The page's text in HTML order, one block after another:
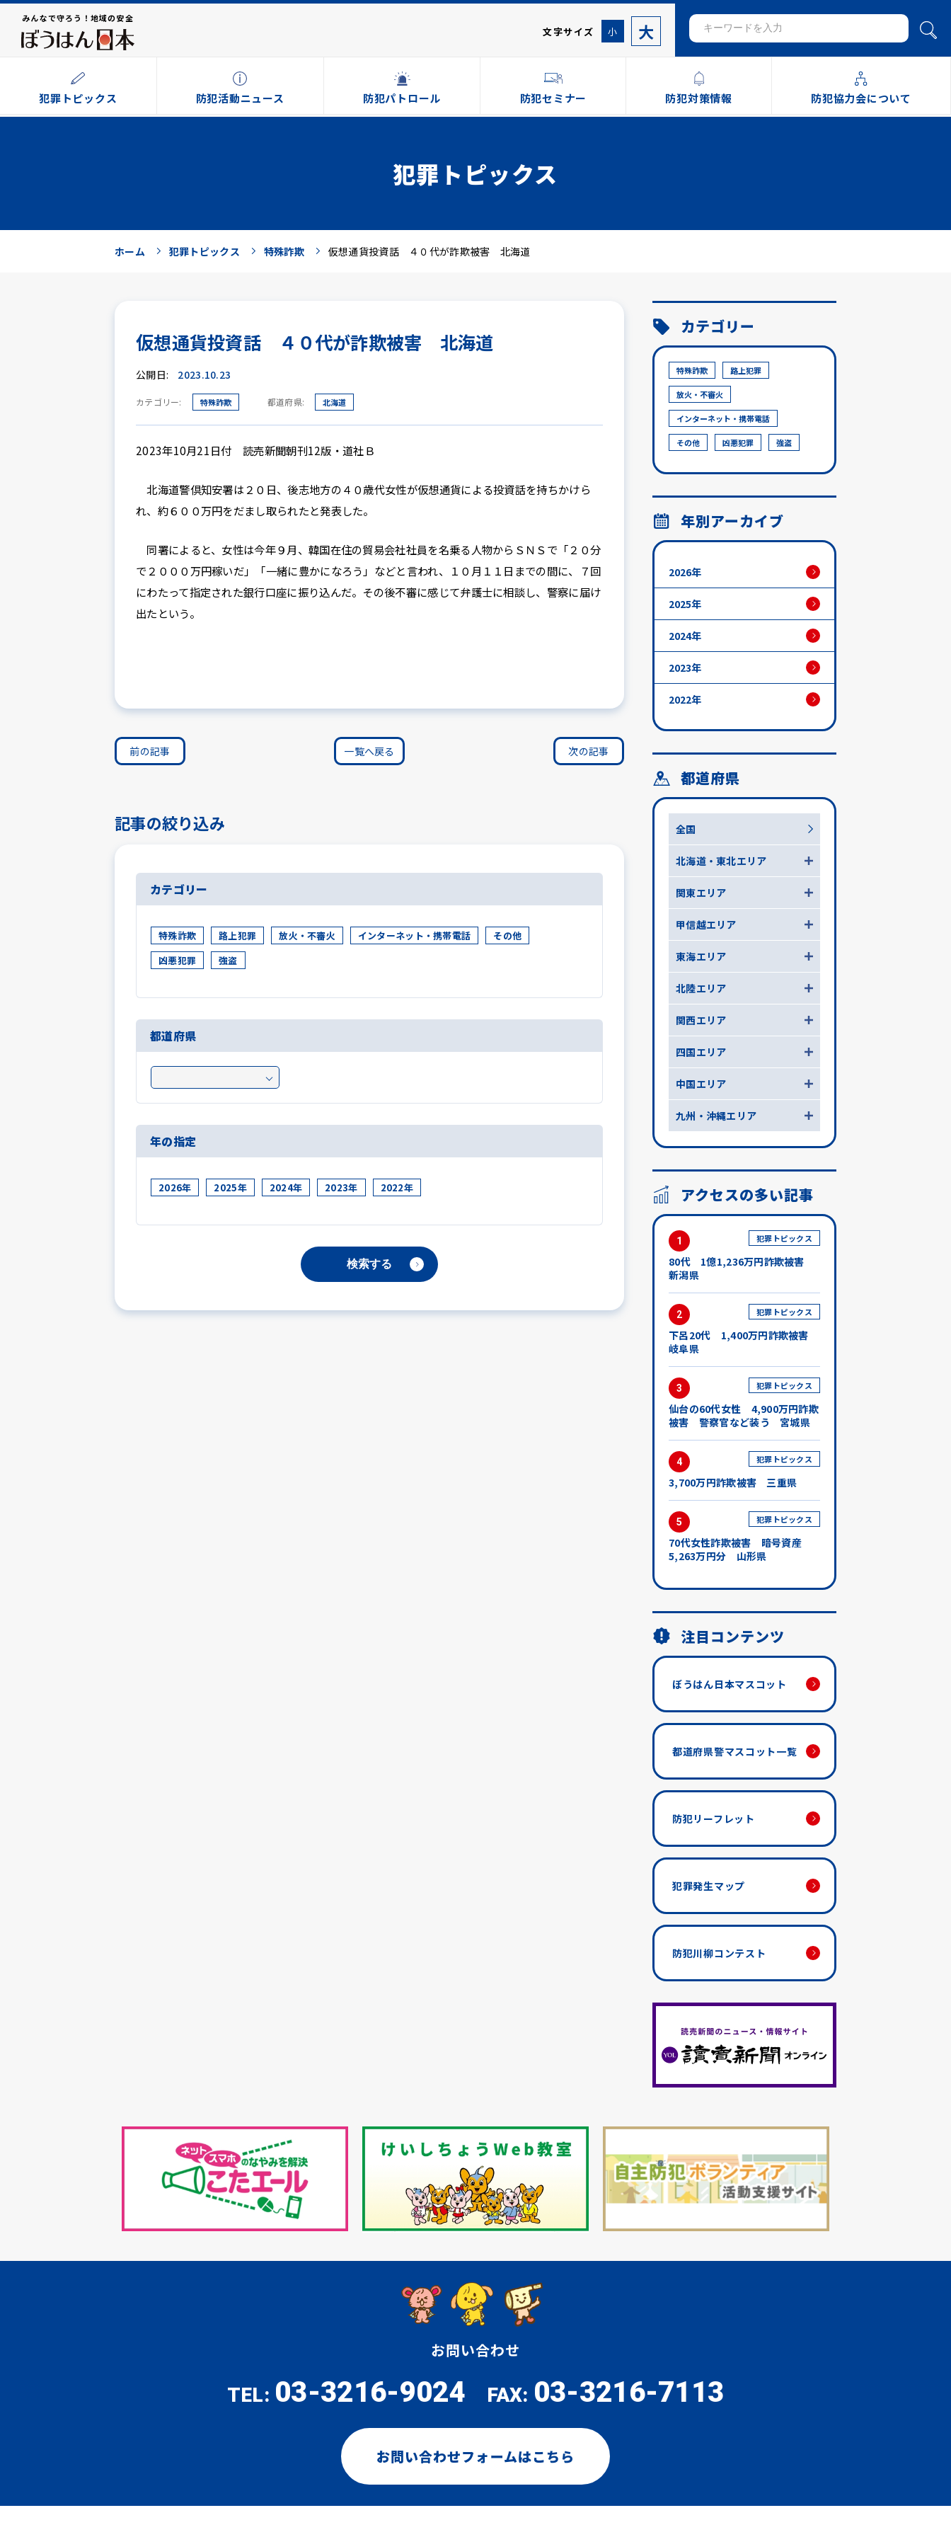
みんなで守ろう！地域の安全
文字サイズ 小 大
犯罪トピックス 防犯活動ニュース 防犯パトロール 防犯セミナー 防犯対策情報 防犯協力会について
犯罪トピックス
ホーム 犯罪トピックス 特殊詐欺 仮想通貨投資話 ４０代が詐欺被害 北海道
仮想通貨投資話 ４０代が詐欺被害 北海道
公開日: 2023.10.23
カテゴリー: 特殊詐欺 都道府県: 北海道
2023年10月21日付 読売新聞朝刊12版・道社Ｂ
北海道警倶知安署は２０日、後志地方の４０歳代女性が仮想通貨による投資話を持ちかけら
れ、約６００万円をだまし取られたと発表した。
同署によると、女性は今年９月、韓国在住の貿易会社社員を名乗る人物からＳＮＳで「２０分
で２０００万円稼いだ」「一緒に豊かになろう」などと言われ、１０月１１日までの間に、７回
にわたって指定された銀行口座に振り込んだ。その後不審に感じて弁護士に相談し、警察に届け
出たという。
前の記事 一覧へ戻る 次の記事
記事の絞り込み
カテゴリー
特殊詐欺 路上犯罪 放火・不審火 インターネット・携帯電話
その他
凶悪犯罪
強盗
都道府県
年の指定
2026年 2025年 2024年 2023年 2022年
カテゴリー
特殊詐欺 路上犯罪
放火・不審火
インターネット・携帯電話
その他 凶悪犯罪 強盗
年別アーカイブ
2026年
2025年
2024年
2023年
2022年
都道府県
全国
北海道・東北エリア
関東エリア
甲信越エリア
東海エリア
北陸エリア
関西エリア
四国エリア
中国エリア
九州・沖縄エリア
アクセスの多い記事
1 犯罪トピックス
80代 1億1,236万円詐欺被害
新潟県
2 犯罪トピックス
下呂20代 1,400万円詐欺被害
岐阜県
3 犯罪トピックス
仙台の60代女性 4,900万円詐欺
被害 警察官など装う 宮城県
4 犯罪トピックス
3,700万円詐欺被害 三重県
5 犯罪トピックス
70代女性詐欺被害 暗号資産
5,263万円分 山形県
注目コンテンツ
ぼうはん日本マスコット
都道府県警マスコット一覧
防犯リーフレット
犯罪発生マップ
防犯川柳コンテスト
お問い合わせ
TEL: 03-3216-9024 FAX: 03-3216-7113
お問い合わせフォームはこちら